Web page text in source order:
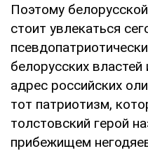
Поэтому
стоит увлекаться
белорусских
адрес российских
тот патриотизм,
толстовский герой
прибежищем